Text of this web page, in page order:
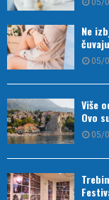
Ne
05/
Više
Ovo
05/